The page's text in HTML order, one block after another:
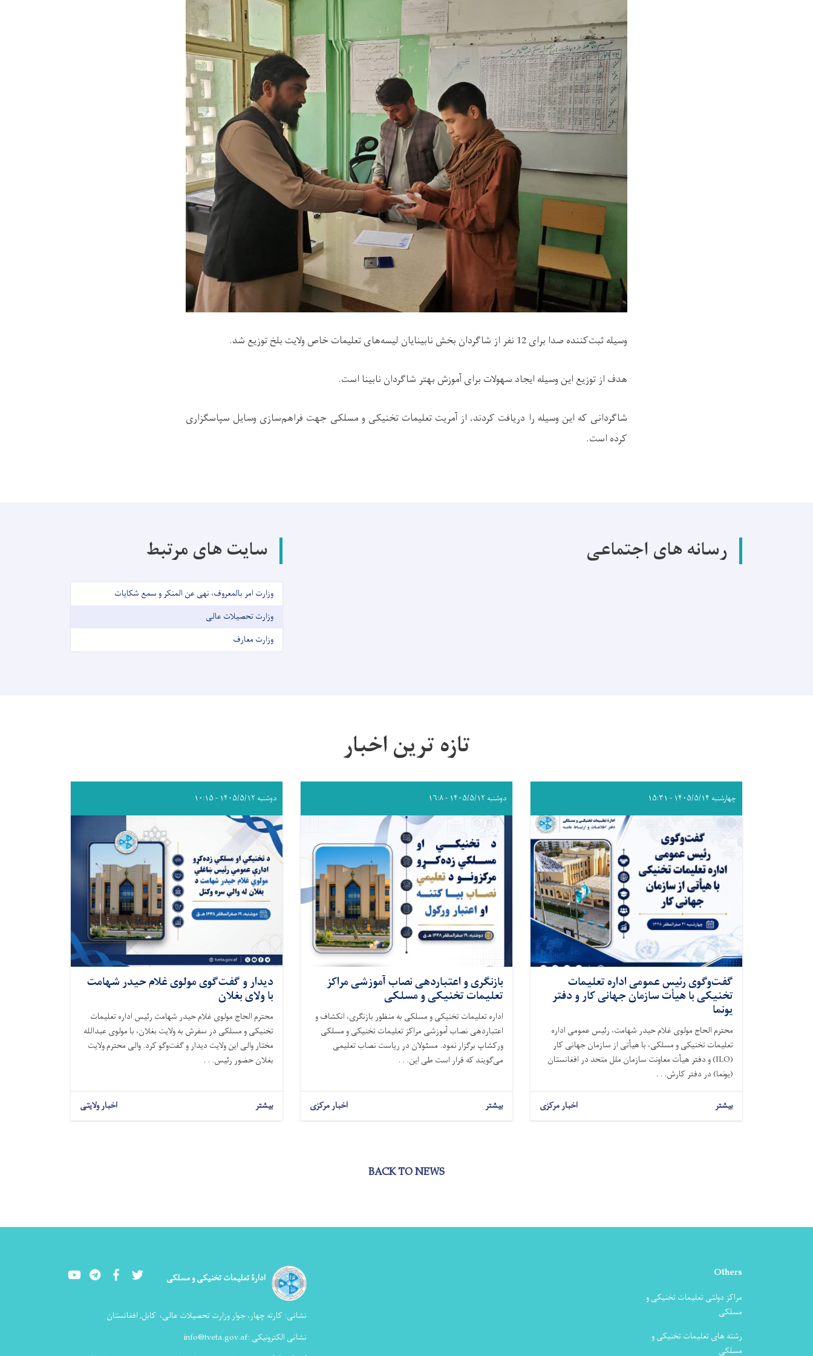
وسیله ثبت‌کننده صدا برای 12 نفر از شاگردان بخش نابینایان لیسه‌های تعلیمات خاص ولایت بلخ توزیع شد.
هدف از توزیع این وسیله ایجاد سهولات برای آموزش بهتر شاگردان نابینا است.
شاگردانی که این وسیله را دریافت کردند، از آمریت تعلیمات تخنیکی و مسلکی جهت فراهم‌سازی وسایل سپاسگزاری
کرده است.
رسانه های اجتماعی سایت های مرتبط
وزارت امر بالمعروف، نهی عن المنکر و سمع شکایات
وزارت تحصیلات عالی
وزارت معارف
تازه ترین اخبار
چهارشنبه ۱۴۰۵/۵/۱۴ - ۱۵:۳۱
گفت‌وگوی رئیس عمومی اداره تعلیمات
تخنیکی با هیأت سازمان جهانی کار و دفتر
یونما
محترم الحاج مولوی غلام حیدر شهامت، رئیس عمومی اداره
تعلیمات تخنیکی و مسلکی، با هیأتی از سازمان جهانی کار
(ILO) و دفتر هیأت معاونت سازمان ملل متحد در افغانستان
(یونما) در دفتر کارش. . .
بیشتر اخبار مرکزی
دوشنبه ۱۴۰۵/۵/۱۲ - ۱۶:۸
بازنگری و اعتباردهی نصاب آموزشی مراکز
تعلیمات تخنیکی و مسلکی
اداره تعلیمات تخنیکی و مسلکی به منظور بازنگری، انکشاف و
اعتباردهی نصاب آموزشی مراکز تعلیمات تخنیکی و مسلکی
ورکشاپ برگزار نمود. مسئولان در ریاست نصاب تعلیمی
می‌گویند که قرار است طی این. . .
بیشتر اخبار مرکزی
دوشنبه ۱۴۰۵/۵/۱۲ - ۱۰:۱۵
دیدار و گفت‌گوی مولوی غلام حیدر شهامت
با ولای بغلان
محترم الحاج مولوی غلام حیدر شهامت رئیس اداره تعلیمات
تخنیکی و مسلکی در سفرش به ولایت بغلان، با مولوی عبدالله
مختار والی این ولایت دیدار و گفت‌وگو کرد. والی محترم ولایت
بغلان حضور رئیس. . .
بیشتر اخبار ولایتی
BACK TO NEWS
Others
مراکز دولتی تعلیمات تخنیکی و
مسلکی
رشته های تعلیمات تخنیکی و
مسلکی
ادارۀ تعلیمات تخنیکی و مسلکی YoutubeLinkedInFacebook Twitter
نشانی: کارته چهار، جوار وزارت تحصیلات عالی، کابل, افغانستان
نشانی الکترونیکی :info@tveta.gov.af